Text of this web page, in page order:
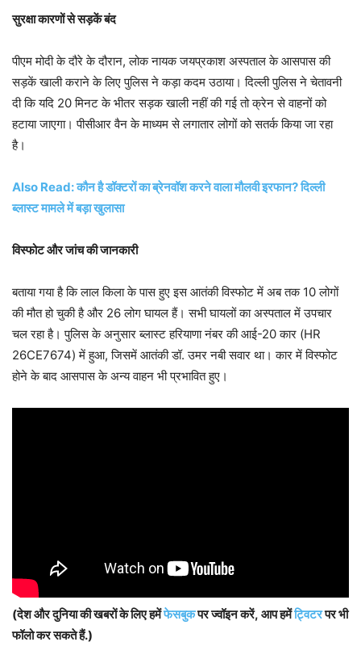
सुरक्षा कारणों से सड़कें बंद
पीएम मोदी के दौरे के दौरान, लोक नायक जयप्रकाश अस्पताल के आसपास की
सड़कें खाली कराने के लिए पुलिस ने कड़ा कदम उठाया। दिल्ली पुलिस ने चेतावनी
दी कि यदि 20 मिनट के भीतर सड़क खाली नहीं की गई तो क्रेन से वाहनों को
हटाया जाएगा। पीसीआर वैन के माध्यम से लगातार लोगों को सतर्क किया जा रहा
है।
Also Read: कौन है डॉक्टरों का ब्रेनवॉश करने वाला मौलवी इरफान? दिल्ली
ब्लास्ट मामले में बड़ा खुलासा
विस्फोट और जांच की जानकारी
बताया गया है कि लाल किला के पास हुए इस आतंकी विस्फोट में अब तक 10 लोगों
की मौत हो चुकी है और 26 लोग घायल हैं। सभी घायलों का अस्पताल में उपचार
चल रहा है। पुलिस के अनुसार ब्लास्ट हरियाणा नंबर की आई-20 कार (HR
26CE7674) में हुआ, जिसमें आतंकी डॉ. उमर नबी सवार था। कार में विस्फोट
होने के बाद आसपास के अन्य वाहन भी प्रभावित हुए।
(देश और दुनिया की खबरों के लिए हमेंफेसबुकपर ज्वॉइन करें, आप हमेंट्विटरपर भी
फॉलो कर सकते हैं.)